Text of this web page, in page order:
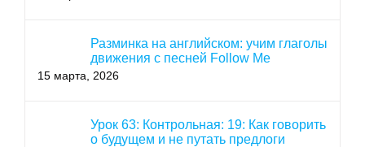
Разминка на английском: учим глаголы
движения с песней Follow Me
15 марта, 2026
Урок 63: Контрольная: 19: Как говорить
о будущем и не путать предлоги